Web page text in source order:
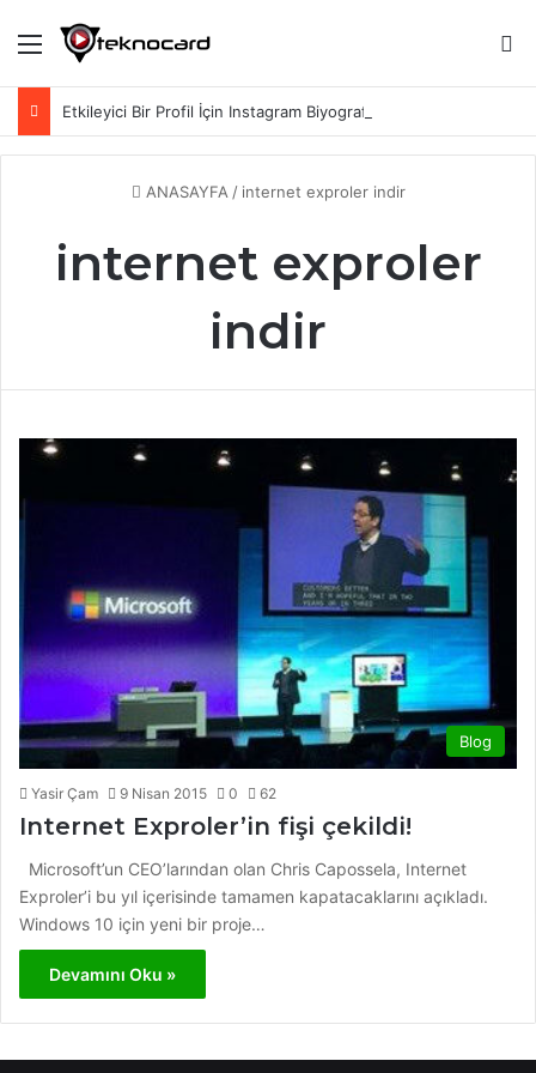
Menü
Etkileyici Bir Profil İçin Instagram Biyografi Sözleri
ANASAYFA / internet exproler indir
internet exproler
indir
Blog
Yasir Çam 9 Nisan 2015 0 62
Internet Exproler’in fişi çekildi!
Microsoft’un CEO’larından olan Chris Capossela, Internet
Exproler’i bu yıl içerisinde tamamen kapatacaklarını açıkladı.
Windows 10 için yeni bir proje…
Devamını Oku »